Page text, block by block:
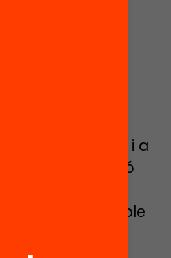
aquest
dissimilitud
la
està repartit
n’hi ha molt o
amb molta
dissimilitud, i a
poca població
ser molt sensible
de